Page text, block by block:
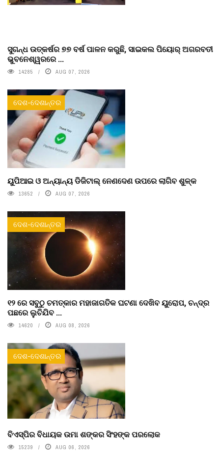
ସୁଗନ୍ଧ ଉତ୍କର୍ଷର ୭୭ ବର୍ଷ ପାଳନ କରୁଛି, ସାଇକଲ ପିୟୋର୍‌ ଅଗରବତୀ
ଭୁବନେଶ୍ୱରରେ ...
14285 AUG 07, 2026
ଦେଶ-ଦେଶାନ୍ତର
ୟୁପିଆଇ ଓ ଅନ୍ୟାନ୍ୟ ଡିଜିଟାଲ୍ ନେଣଦେଣ ଉପରେ ଲାଗିବ ଶୁଳ୍କ
13652 AUG 07, 2026
ଦେଶ-ଦେଶାନ୍ତର
୧୨ ରେ ସବୁଠୁ ଚମତ୍କାର ମହାଜାଗତିକ ଘଟଣା ଦେଖିବ ୟୁରୋପ, ଚନ୍ଦ୍ର
ପଛରେ ଲୁଚିଯିବ ...
14620 AUG 08, 2026
ଦେଶ-ଦେଶାନ୍ତର
ବିଏସ୍‌ପିର ବିଧାୟକ ଉମା ଶଙ୍କର ସିଂହଙ୍କ ପରଲୋକ
15239 AUG 06, 2026